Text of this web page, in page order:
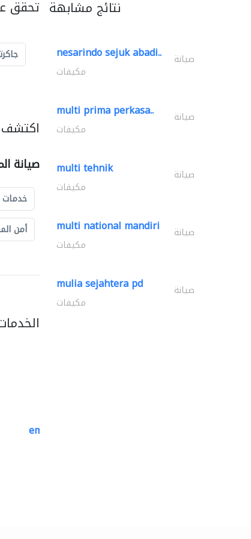
تحقق
اكتشف
صيانة
خدمات
أمن
emerald star cleaning..
نتائج مشابهة
nesarindo sejuk abadi.. صيانة
مكيفات
multi prima perkasa.. صيانة
مكيفات
multi tehnik صيانة
مكيفات
multi national mandiri صيانة
مكيفات
mulia sejahtera pd صيانة
مكيفات